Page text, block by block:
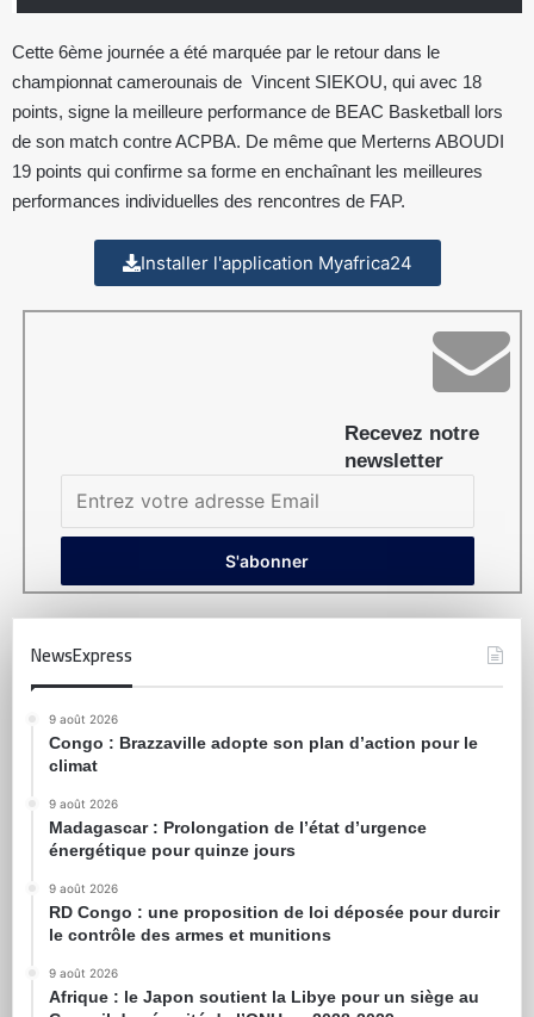
Cette 6ème journée a été marquée par le retour dans le
championnat camerounais de Vincent SIEKOU, qui avec 18
points, signe la meilleure performance de BEAC Basketball lors
de son match contre ACPBA. De même que Merterns ABOUDI
19 points qui confirme sa forme en enchaînant les meilleures
performances individuelles des rencontres de FAP.
Installer l'application Myafrica24
Recevez notre
newsletter
NewsExpress
9 août 2026
Congo : Brazzaville adopte son plan d’action pour le
climat
9 août 2026
Madagascar : Prolongation de l’état d’urgence
énergétique pour quinze jours
9 août 2026
RD Congo : une proposition de loi déposée pour durcir
le contrôle des armes et munitions
9 août 2026
Afrique : le Japon soutient la Libye pour un siège au